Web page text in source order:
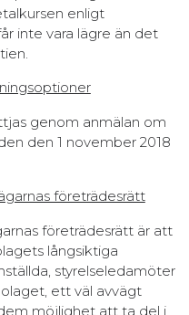
enligt
inte vara lägre än det
genom anmälan om
den 1 november 2018
företrädesrätt
företrädesrätt är att
långsiktiga
styrelseledamöter
ett väl avvägt
möjlighet att ta del i